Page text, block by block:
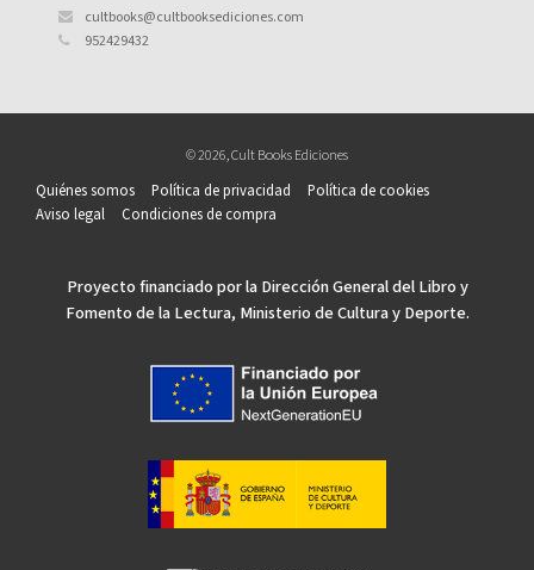
cultbooks@cultbooksediciones.com
952429432
© 2026, Cult Books Ediciones
Quiénes somos Política de privacidad
Política de cookies
Aviso legal
Condiciones de compra
Proyecto financiado por la Dirección General del Libro y
Fomento de la Lectura, Ministerio de Cultura y Deporte.